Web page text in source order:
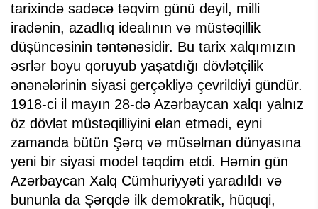
tarixində sadəcə təqvim günü deyil, milli
iradənin, azadlıq idealının və müstəqillik
düşüncəsinin təntənəsidir. Bu tarix xalqımızın
əsrlər boyu qoruyub yaşatdığı dövlətçilik
ənənələrinin siyasi gerçəkliyə çevrildiyi gündür.
1918-ci il mayın 28-də Azərbaycan xalqı yalnız
öz dövlət müstəqilliyini elan etmədi, eyni
zamanda bütün Şərq və müsəlman dünyasına
yeni bir siyasi model təqdim etdi. Həmin gün
Azərbaycan Xalq Cümhuriyyəti yaradıldı və
bununla da Şərqdə ilk demokratik, hüquqi,